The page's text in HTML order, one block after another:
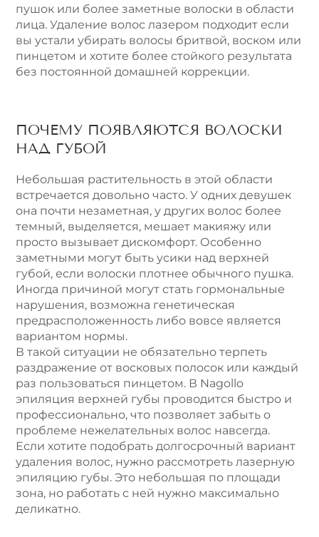
пушок или более заметные волоски в области
лица. Удаление волос лазером подходит если
вы устали убирать волосы бритвой, воском или
пинцетом и хотите более стойкого результата
без постоянной домашней коррекции.
ПОЧЕМУ ПОЯВЛЯЮТСЯ ВОЛОСКИ
НАД ГУБОЙ
Небольшая растительность в этой области
встречается довольно часто. У одних девушек
она почти незаметная, у других волос более
темный, выделяется, мешает макияжу или
просто вызывает дискомфорт. Особенно
заметными могут быть усики над верхней
губой, если волоски плотнее обычного пушка.
Иногда причиной могут стать гормональные
нарушения, возможна генетическая
предрасположенность либо вовсе является
вариантом нормы.
В такой ситуации не обязательно терпеть
раздражение от восковых полосок или каждый
раз пользоваться пинцетом. В Nagollo
эпиляция верхней губы проводится быстро и
профессионально, что позволяет забыть о
проблеме нежелательных волос навсегда.
Если хотите подобрать долгосрочный вариант
удаления волос, нужно рассмотреть лазерную
эпиляцию губы. Это небольшая по площади
зона, но работать с ней нужно максимально
деликатно.